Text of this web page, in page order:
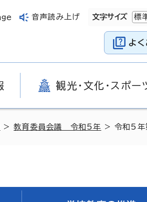
音声読み上げ 文字サイズ 標
よ
観光・文化・スポー
>教育委員会議 令和5年 > 令和5年